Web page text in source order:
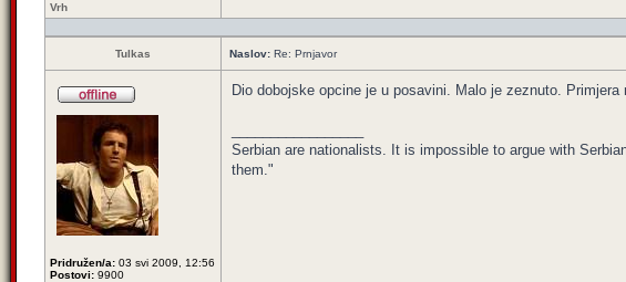
Vrh
Tulkas Naslov: Re: Prnjavor
Pridružen/a: 03 svi 2009, 12:56
Postovi: 9900
Dio dobojske opcine je u posavini. Malo je zeznuto.
Serbian are nationalists. It is impossible to argue with
them."